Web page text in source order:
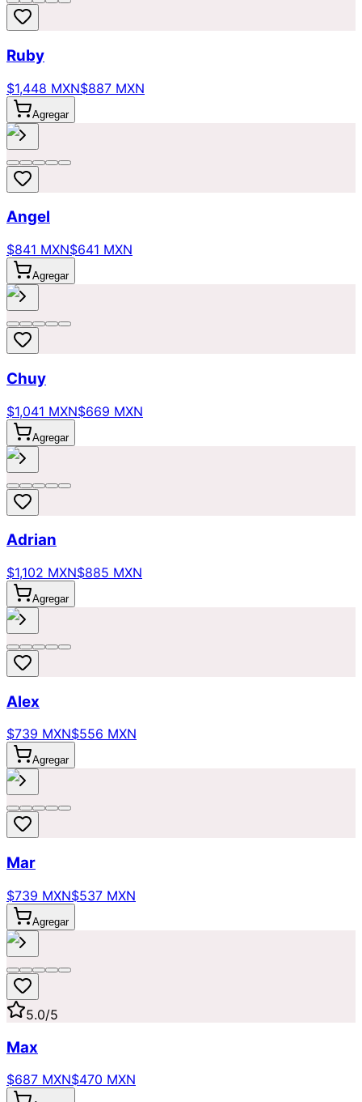
Ruby
$1,448 MXN$887 MXN
Agregar
Angel
$841 MXN$641 MXN
Agregar
Chuy
$1,041 MXN$669 MXN
Agregar
Adrian
$1,102 MXN$885 MXN
Agregar
Alex
$739 MXN$556 MXN
Agregar
Mar
$739 MXN$537 MXN
Agregar
5.0/5
Max
$687 MXN$470 MXN